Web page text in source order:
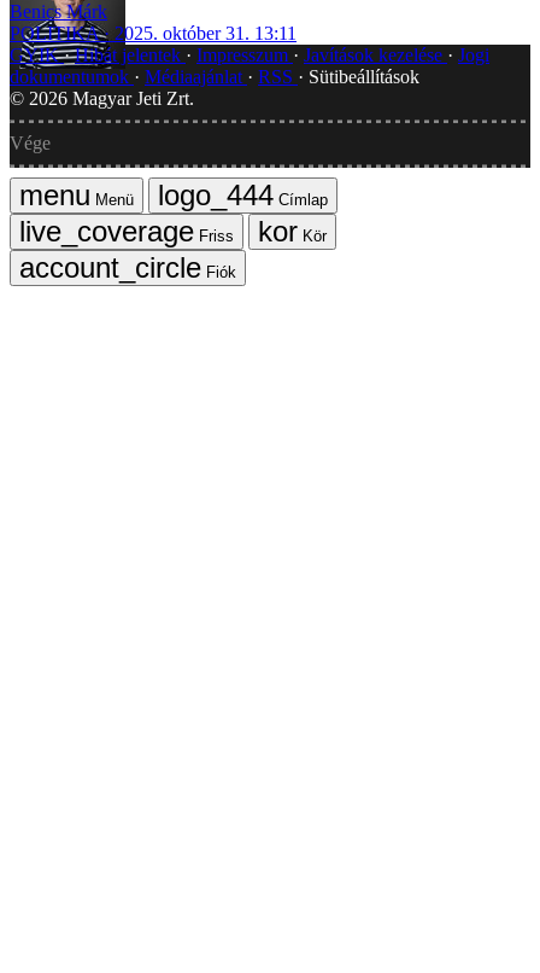
Benics Márk
POLITIKA
2025. október 31. 13:11
GYIK Hibát jelentek Impresszum Javítások kezelése
Jogi
dokumentumok
Médiaajánlat RSS
Sütibeállítások
© 2026 Magyar Jeti Zrt.
Vége
Menü
Címlap
Friss
Kör
Fiók